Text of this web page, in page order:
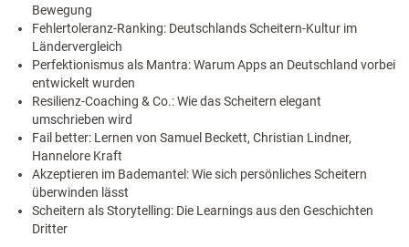
Bewegung
Fehlertoleranz-Ranking: Deutschlands Scheitern-Kultur im
Ländervergleich
Perfektionismus als Mantra: Warum Apps an Deutschland vorbei
entwickelt wurden
Resilienz-Coaching & Co.: Wie das Scheitern elegant
umschrieben wird
Fail better: Lernen von Samuel Beckett, Christian Lindner,
Hannelore Kraft
Akzeptieren im Bademantel: Wie sich persönliches Scheitern
überwinden lässt
Scheitern als Storytelling: Die Learnings aus den Geschichten
Dritter